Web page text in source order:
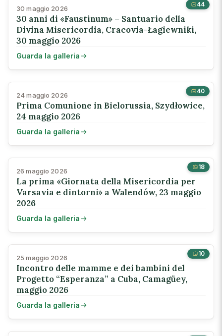
44
30 maggio 2026
30 anni di «Faustinum» – Santuario della
Divina Misericordia, Cracovia-Łagiewniki,
30 maggio 2026
Guarda la galleria
40
24 maggio 2026
Prima Comunione in Bielorussia, Szydłowice,
24 maggio 2026
Guarda la galleria
18
26 maggio 2026
La prima «Giornata della Misericordia per
Varsavia e dintorni» a Walendów, 23 maggio
2026
Guarda la galleria
10
25 maggio 2026
Incontro delle mamme e dei bambini del
Progetto “Esperanza” a Cuba, Camagüey,
maggio 2026
Guarda la galleria